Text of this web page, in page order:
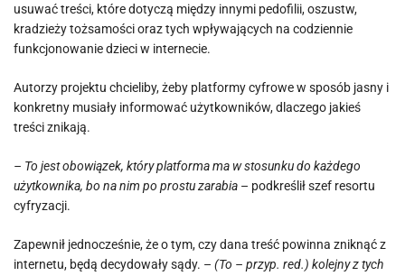
usuwać treści, które dotyczą między innymi pedofilii, oszustw,
kradzieży tożsamości oraz tych wpływających na codziennie
funkcjonowanie dzieci w internecie.
Autorzy projektu chcieliby, żeby platformy cyfrowe w sposób jasny i
konkretny musiały informować użytkowników, dlaczego jakieś
treści znikają.
– To jest obowiązek, który platforma ma w stosunku do każdego
użytkownika, bo na nim po prostu zarabia – podkreślił szef resortu
cyfryzacji.
Zapewnił jednocześnie, że o tym, czy dana treść powinna zniknąć z
internetu, będą decydowały sądy. – (To – przyp. red.) kolejny z tych